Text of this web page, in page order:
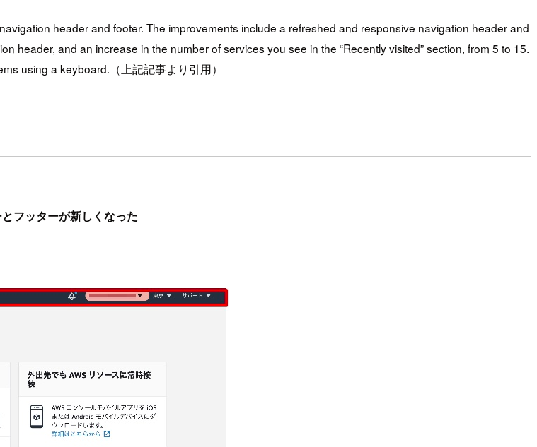
header and footer. The improvements include a refreshed and responsive navigation header and
header, and an increase in the number of services you see in the “Recently visited” section, from 5 to 15.
using a keyboard.（上記記事より引用）
フッターが新しくなった